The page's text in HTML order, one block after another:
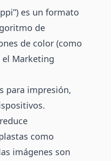
es un formato
de
de color (como
Marketing
para impresión,
reduce
como
imágenes son